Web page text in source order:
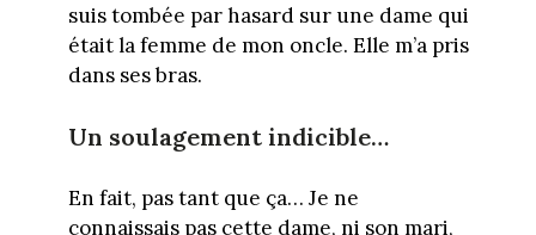
suis tombée par hasard sur une dame qui
était la femme de mon oncle. Elle m’a pris
dans ses bras.
Un soulagement indicible…
En fait, pas tant que ça… Je ne
connaissais pas cette dame, ni son mari,